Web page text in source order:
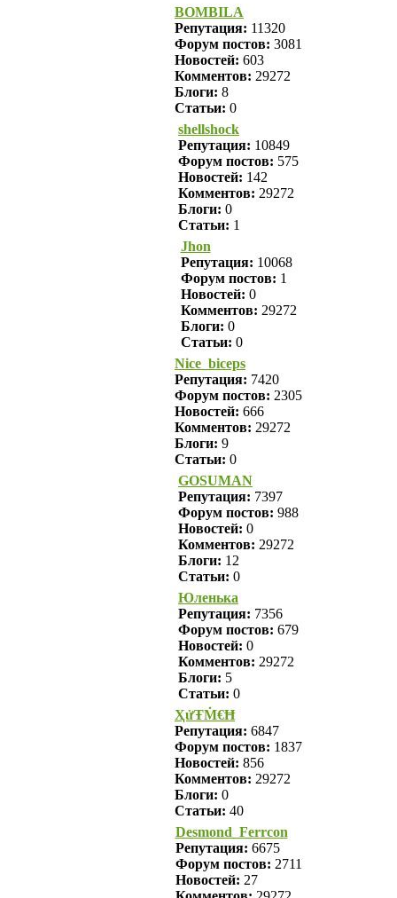
BOMBILA
Репутация: 11320
Форум постов: 3081
Новостей: 603
Комментов: 29272
Блоги: 8
Статьи: 0
shellshock
Репутация: 10849
Форум постов: 575
Новостей: 142
Комментов: 29272
Блоги: 0
Статьи: 1
Jhon
Репутация: 10068
Форум постов: 1
Новостей: 0
Комментов: 29272
Блоги: 0
Статьи: 0
Nice_biceps
Репутация: 7420
Форум постов: 2305
Новостей: 666
Комментов: 29272
Блоги: 9
Статьи: 0
GOSUMAN
Репутация: 7397
Форум постов: 988
Новостей: 0
Комментов: 29272
Блоги: 12
Статьи: 0
Юленька
Репутация: 7356
Форум постов: 679
Новостей: 0
Комментов: 29272
Блоги: 5
Статьи: 0
ҲửŦṀ€Ħ
Репутация: 6847
Форум постов: 1837
Новостей: 856
Комментов: 29272
Блоги: 0
Статьи: 40
Desmond_Ferrcon
Репутация: 6675
Форум постов: 2711
Новостей: 27